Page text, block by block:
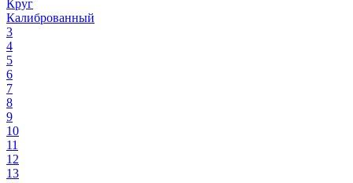
Круг
Калиброванный
3
4
5
6
7
8
9
10
11
12
13